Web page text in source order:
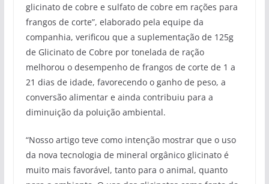
glicinato de cobre e sulfato de cobre em rações para
frangos de corte”, elaborado pela equipe da
companhia, verificou que a suplementação de 125g
de Glicinato de Cobre por tonelada de ração
melhorou o desempenho de frangos de corte de 1 a
21 dias de idade, favorecendo o ganho de peso, a
conversão alimentar e ainda contribuiu para a
diminuição da poluição ambiental.
“Nosso artigo teve como intenção mostrar que o uso
da nova tecnologia de mineral orgânico glicinato é
muito mais favorável, tanto para o animal, quanto